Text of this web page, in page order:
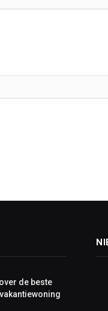
de beste